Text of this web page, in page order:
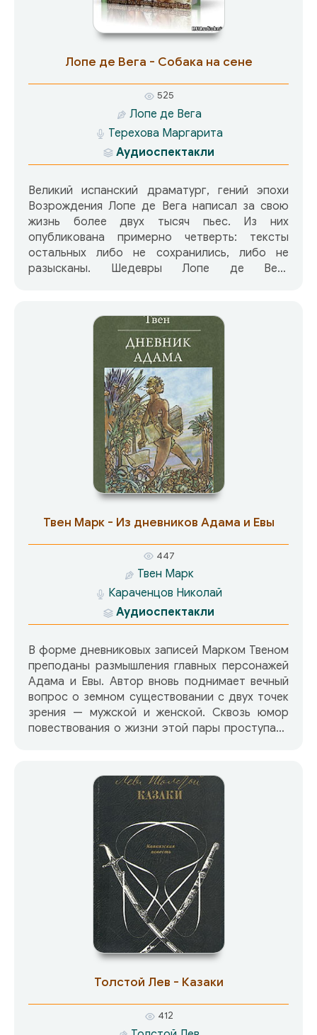
Лопе де Вега - Собака на сене
525
Лопе де Вега
Терехова Маргарита
Аудиоспектакли
Великий испанский драматург, гений эпохи
Возрождения Лопе де Вега написал за свою
жизнь более двух тысяч пьес. Из них
опубликована примерно четверть: тексты
остальных либо не сохранились, либо не
разысканы. Шедевры Лопе де Beги
любви. А самого Лопе де Вегу современники
называли «чудом природы». «Собака на сене»
– музыкальная комедия по мотивам пьесы
Лопе де Вега – романтическая история
капризной, вспыльчивой и страстной
красавицы Дианы и отчаянно влюбленного в
нее секретаря. Действующие лица и
исполнителиДиана, графиня де Бельфлор –
Маргарита Терехова Теодоро, секретарь
графини – Михаил Боярский Марсела, её
служанка – Елена Проклова Анарда, её
служанка – Зинаида Шарко Фабьо, её слуга –
Виктор Ильичёв Тристан, лакей – Армен
Джигарханян Маркиз Рикардо – Николай
Караченцов Граф Федерико – Игорь Дмитриев
Граф Лодовико – Эрнст Романов
Твен Марк - Из дневников Адама и Евы
447
Твен Марк
Караченцов Николай
Аудиоспектакли
В форме дневниковых записей Марком Твеном
преподаны размышления главных персонажей
Адама и Евы. Автор вновь поднимает вечный
вопрос о земном существовании с двух точек
зрения — мужской и женской. Сквозь юмор
повествования о жизни этой пары проступает
людьми с позиции скептически настроенного
Толстой Лев - Казаки
412